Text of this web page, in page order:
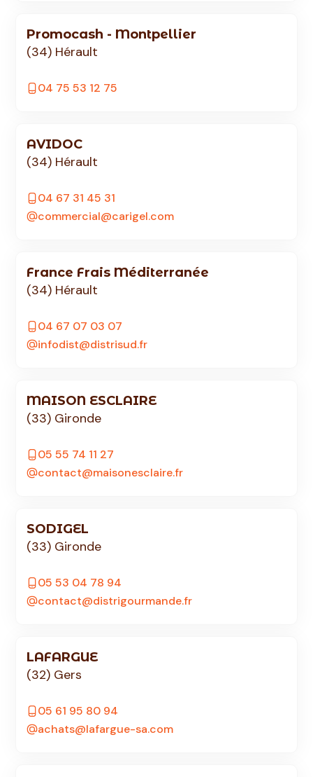
Promocash - Montpellier
(34) Hérault
04 75 53 12 75
AVIDOC
(34) Hérault
04 67 31 45 31
commercial@carigel.com
France Frais Méditerranée
(34) Hérault
04 67 07 03 07
infodist@distrisud.fr
MAISON ESCLAIRE
(33) Gironde
05 55 74 11 27
contact@maisonesclaire.fr
SODIGEL
(33) Gironde
05 53 04 78 94
contact@distrigourmande.fr
LAFARGUE
(32) Gers
05 61 95 80 94
achats@lafargue-sa.com